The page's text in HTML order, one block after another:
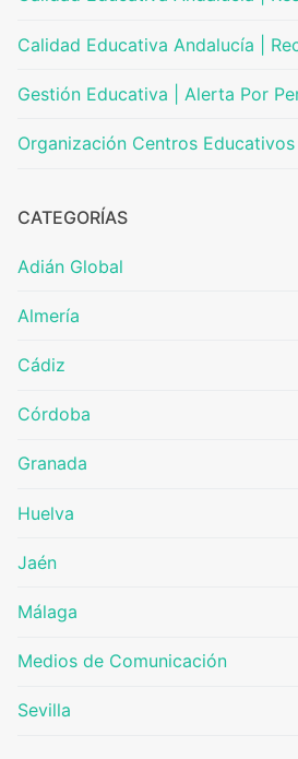
Calidad Educativa Andalucía |
Gestión Educativa | Alerta Por
Organización Centros
CATEGORÍAS
Adián Global
Almería
Cádiz
Córdoba
Granada
Huelva
Jaén
Málaga
Medios de Comunicación
Sevilla